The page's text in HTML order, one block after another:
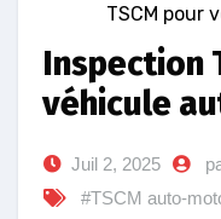
TSCM pour
Inspection
véhicule
Juil 2, 2025
#TSCM auto-